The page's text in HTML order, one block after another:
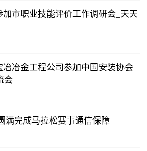
市职业技能评价工作调研会_天天
冶冶金工程公司参加中国安装协会
会
满完成马拉松赛事通信保障